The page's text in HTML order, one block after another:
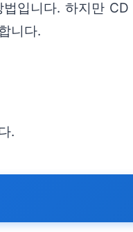
입니다. 하지만
니다.
.